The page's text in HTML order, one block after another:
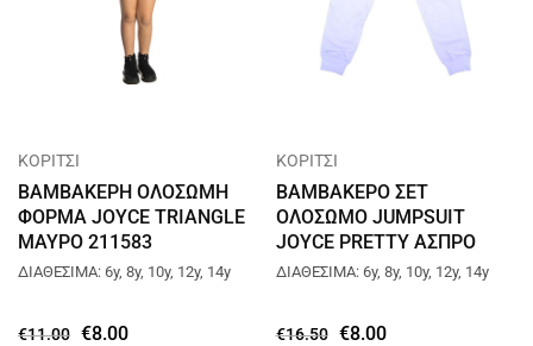
ΚΟΡΙΤΣΙ
ΒΑΜΒΑΚΕΡΗ ΟΛΟΣΩΜΗ
ΦΟΡΜΑ JOYCE TRIANGLE
ΜΑΥΡΟ 211583
ΔΙΑΘΕΣΙΜΑ: 6y, 8y, 10y, 12y, 14y
€11.00 €8.00
ΚΟΡΙΤΣΙ
ΒΑΜΒΑΚΕΡΟ ΣΕΤ
ΟΛΟΣΩΜΟ JUMPSUIT
JOYCE PRETTY ΑΣΠΡΟ
3258
ΔΙΑΘΕΣΙΜΑ: 6y, 8y, 10y, 12y, 14y
€16.50 €8.00